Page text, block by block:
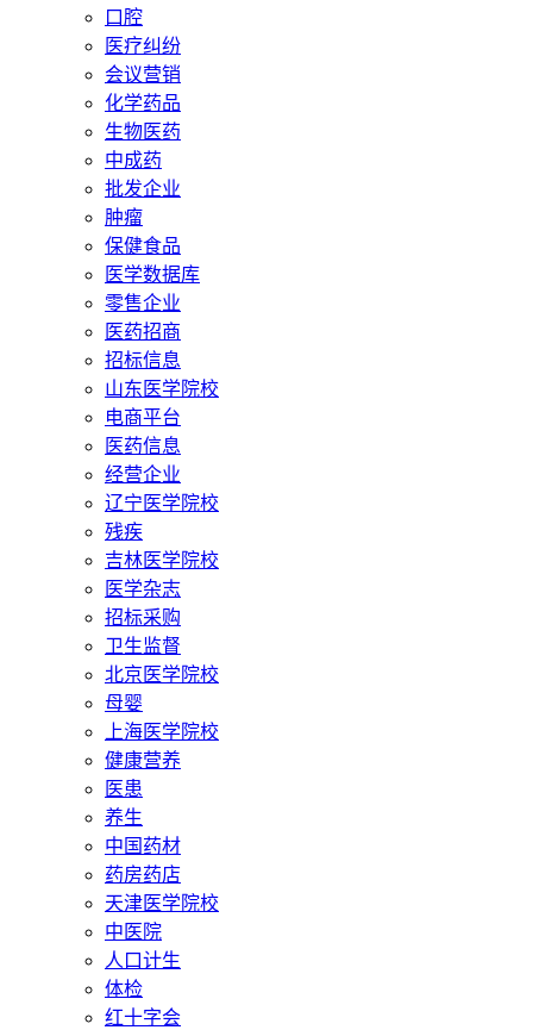
口腔
医疗纠纷
会议营销
化学药品
生物医药
中成药
批发企业
肿瘤
保健食品
医学数据库
零售企业
医药招商
招标信息
山东医学院校
电商平台
医药信息
经营企业
辽宁医学院校
残疾
吉林医学院校
医学杂志
招标采购
卫生监督
北京医学院校
母婴
上海医学院校
健康营养
医患
养生
中国药材
药房药店
天津医学院校
中医院
人口计生
体检
红十字会